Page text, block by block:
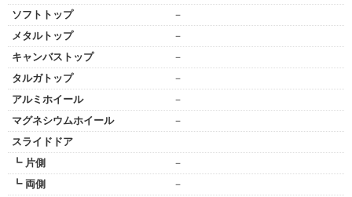
ソフトトップ
－
メタルトップ
－
キャンバストップ
－
タルガトップ
－
アルミホイール
－
マグネシウムホイール
－
スライドドア
┗ 片側
－
┗ 両側
－